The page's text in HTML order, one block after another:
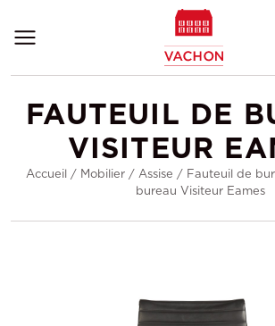
FAUTEUIL DE
VISITEUR
Accueil / Mobilier/ Assise / Fauteuil de
bureau Visiteur Eames